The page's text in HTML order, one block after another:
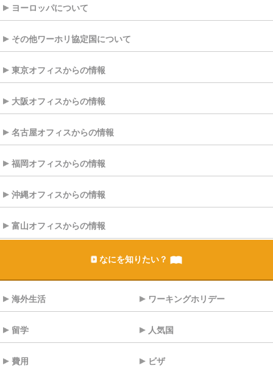
ヨーロッパについて
その他ワーホリ協定国について
東京オフィスからの情報
大阪オフィスからの情報
名古屋オフィスからの情報
福岡オフィスからの情報
沖縄オフィスからの情報
富山オフィスからの情報
なにを知りたい？
海外生活 ワーキングホリデー
留学 人気国
費用 ビザ